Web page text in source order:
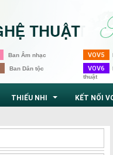
Ban Âm nhạc
Ban Dân tộc
VOV5
VOV6
thuật
THIẾU NHI KẾT NỐI